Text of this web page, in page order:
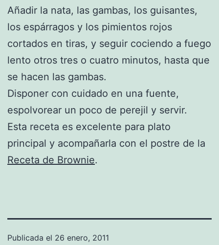
Añadir la nata, las gambas, los guisantes,
los espárragos y los pimientos rojos
cortados en tiras, y seguir cociendo a fuego
lento otros tres o cuatro minutos, hasta que
se hacen las gambas.
Disponer con cuidado en una fuente,
espolvorear un poco de perejil y servir.
Esta receta es excelente para plato
principal y acompañarla con el postre de la
Receta de Brownie.
Publicada el 26 enero, 2011